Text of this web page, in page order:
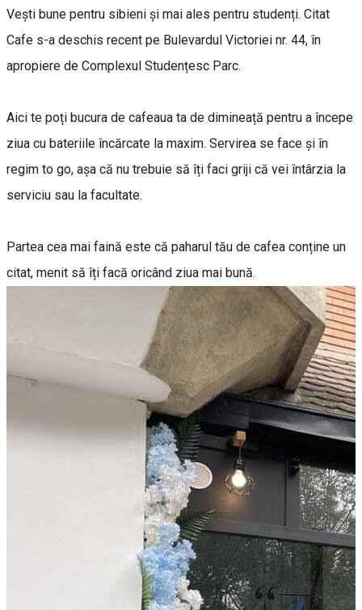
Vești bune pentru sibieni și mai ales pentru studenți. Citat
Cafe s-a deschis recent pe Bulevardul Victoriei nr. 44, în
apropiere de Complexul Studențesc Parc.
Aici te poți bucura de cafeaua ta de dimineață pentru a începe
ziua cu bateriile încărcate la maxim. Servirea se face și în
regim to go, așa că nu trebuie să îți faci griji că vei întârzia la
serviciu sau la facultate.
Partea cea mai faină este că paharul tău de cafea conține un
citat, menit să îți facă oricând ziua mai bună.